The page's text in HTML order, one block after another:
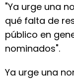
"Ya urge una
qué falta de
público en
nominados".
Ya urge una